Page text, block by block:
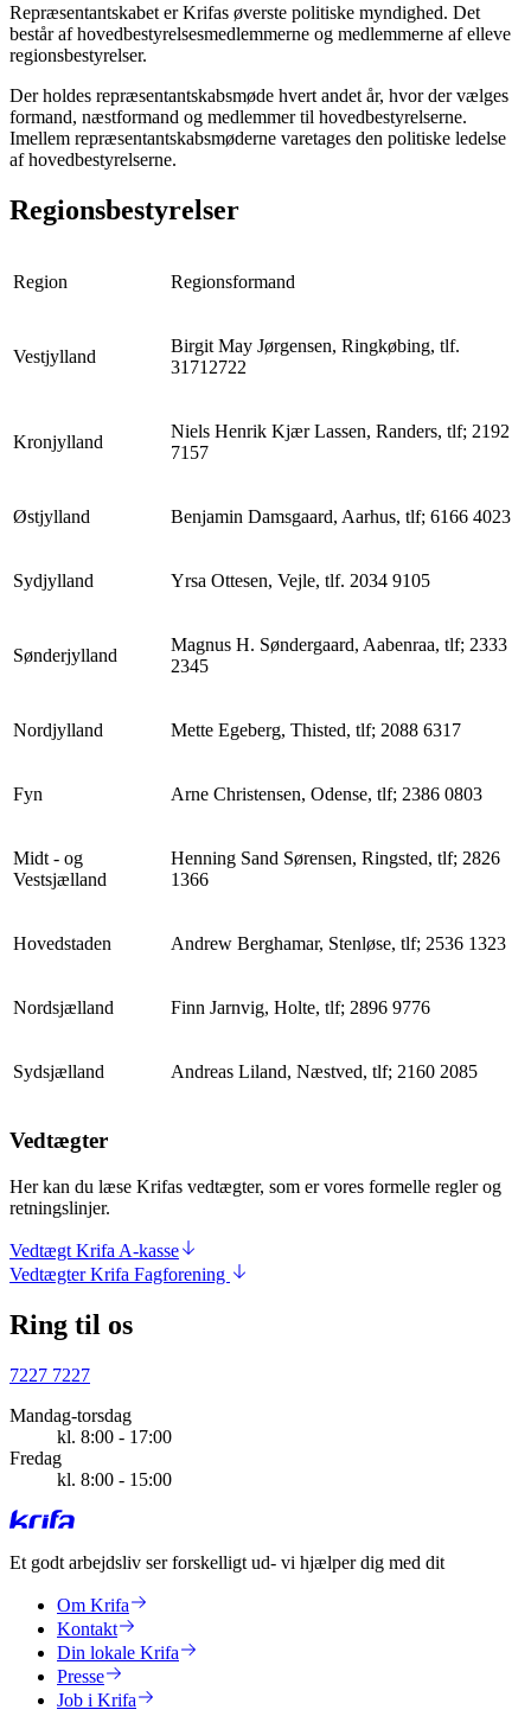
Repræsentantskabet er Krifas øverste politiske myndighed. Det
består af hovedbestyrelsesmedlemmerne og medlemmerne af elleve
regionsbestyrelser.
Der holdes repræsentantskabsmøde hvert andet år, hvor der vælges
formand, næstformand og medlemmer til hovedbestyrelserne.
Imellem repræsentantskabsmøderne varetages den politiske ledelse
af hovedbestyrelserne.
Regionsbestyrelser
Region Regionsformand
Vestjylland
Birgit May Jørgensen, Ringkøbing, tlf.
31712722
Kronjylland
Niels Henrik Kjær Lassen, Randers, tlf; 2192
7157
Østjylland Benjamin Damsgaard, Aarhus, tlf; 6166 4023
Sydjylland Yrsa Ottesen, Vejle, tlf. 2034 9105
Sønderjylland
Magnus H. Søndergaard, Aabenraa, tlf; 2333
2345
Nordjylland Mette Egeberg, Thisted, tlf; 2088 6317
Fyn Arne Christensen, Odense, tlf; 2386 0803
Midt - og
Vestsjælland
Henning Sand Sørensen, Ringsted, tlf; 2826
1366
Hovedstaden Andrew Berghamar, Stenløse, tlf; 2536 1323
Nordsjælland Finn Jarnvig, Holte, tlf; 2896 9776
Sydsjælland Andreas Liland, Næstved, tlf; 2160 2085
Vedtægter
Her kan du læse Krifas vedtægter, som er vores formelle regler og
retningslinjer.
Vedtægt Krifa A-kasse
Vedtægter Krifa Fagforening
Ring til os
7227 7227
Mandag-torsdag
kl. 8:00 - 17:00
Fredag
kl. 8:00 - 15:00
Et godt arbejdsliv ser forskelligt ud- vi hjælper dig med dit
Om Krifa
Kontakt
Din lokale Krifa
Presse
Job i Krifa